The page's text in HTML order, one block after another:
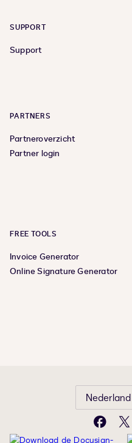
SUPPORT
Support
PARTNERS
Partneroverzicht
Partner login
FREE TOOLS
Invoice Generator
Online Signature Generator
Nederland
Facebook
X